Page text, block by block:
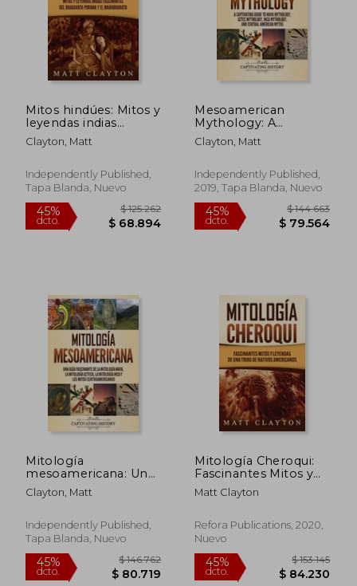
45%
dcto.
$ 187.243
$ 102.983
45%
dcto.
Mitos hindúes: Mitos y
leyendas indias
fascinantes del
Bhagavata Purana y
Clayton, Matt
Independently Published,
Tapa Blanda, Nuevo
Mesoamerican
Mythology: A
Captivating Guide to
Maya Mythology,
Inca Mythology, and
Central American
Clayton, Matt
Independently Published,
2019, Tapa Blanda, Nuevo
Mitología
mesoamericana: Una
guía fascinante de la
mitología maya, la
mitología inca y los
mitos
Clayton, Matt
Independently Published,
Tapa Blanda, Nuevo
Mitología Cheroqui:
Fascinantes Mitos y
Leyendas de una
Tribu de Nativos
Matt Clayton
Refora Publications, 2020,
Nuevo